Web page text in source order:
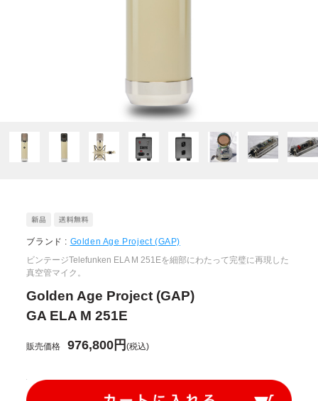
ブランド : Golden Age Project (GAP)
ビンテージTelefunken ELA M 251Eを細部にわたって完璧に再現した
真空管マイク。
Golden Age Project (GAP)
GA ELA M 251E
販売価格 976,800円(税込)